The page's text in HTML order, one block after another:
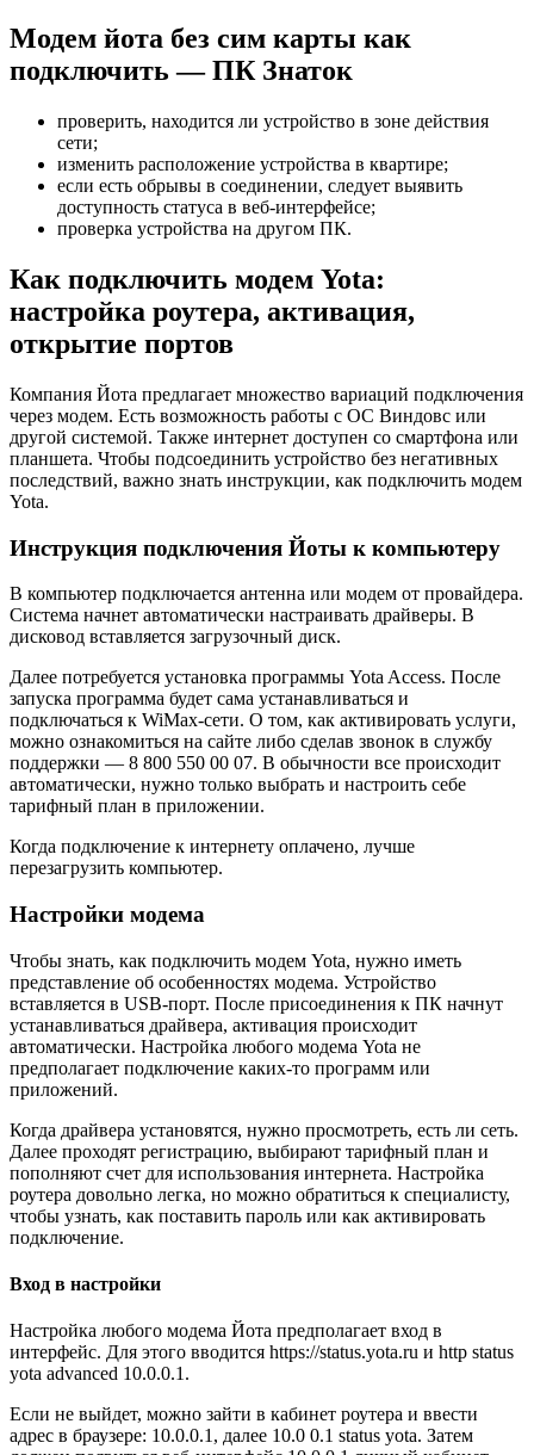
Модем йота без сим карты как
подключить — ПК Знаток
проверить, находится ли устройство в зоне действия
сети;
изменить расположение устройства в квартире;
если есть обрывы в соединении, следует выявить
доступность статуса в веб-интерфейсе;
проверка устройства на другом ПК.
Как подключить модем Yota:
настройка роутера, активация,
открытие портов
Компания Йота предлагает множество вариаций подключения
через модем. Есть возможность работы с ОС Виндовс или
другой системой. Также интернет доступен со смартфона или
планшета. Чтобы подсоединить устройство без негативных
последствий, важно знать инструкции, как подключить модем
Yota.
Инструкция подключения Йоты к компьютеру
В компьютер подключается антенна или модем от провайдера.
Система начнет автоматически настраивать драйверы. В
дисковод вставляется загрузочный диск.
Далее потребуется установка программы Yota Access. После
запуска программа будет сама устанавливаться и
подключаться к WiMax-сети. О том, как активировать услуги,
можно ознакомиться на сайте либо сделав звонок в службу
поддержки — 8 800 550 00 07. В обычности все происходит
автоматически, нужно только выбрать и настроить себе
тарифный план в приложении.
Когда подключение к интернету оплачено, лучше
перезагрузить компьютер.
Настройки модема
Чтобы знать, как подключить модем Yota, нужно иметь
представление об особенностях модема. Устройство
вставляется в USB-порт. После присоединения к ПК начнут
устанавливаться драйвера, активация происходит
автоматически. Настройка любого модема Yota не
предполагает подключение каких-то программ или
приложений.
Когда драйвера установятся, нужно просмотреть, есть ли сеть.
Далее проходят регистрацию, выбирают тарифный план и
пополняют счет для использования интернета. Настройка
роутера довольно легка, но можно обратиться к специалисту,
чтобы узнать, как поставить пароль или как активировать
подключение.
Вход в настройки
Настройка любого модема Йота предполагает вход в
интерфейс. Для этого вводится https://status.yota.ru и http status
yota advanced 10.0.0.1.
Если не выйдет, можно зайти в кабинет роутера и ввести
адрес в браузере: 10.0.0.1, далее 10.0 0.1 status yota. Затем